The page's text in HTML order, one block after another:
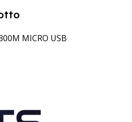
MICRO USB